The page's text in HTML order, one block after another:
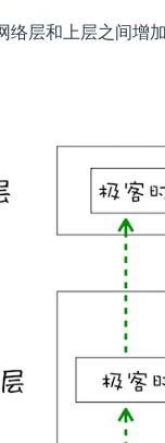
层和上层之间增